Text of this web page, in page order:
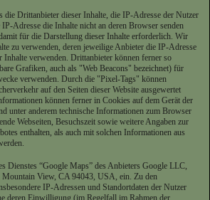
die Drittanbieter dieser Inhalte, die IP-Adresse der Nutzer
Adresse die Inhalte nicht an deren Browser senden
für die Darstellung dieser Inhalte erforderlich. Wir
zu verwenden, deren jeweilige Anbieter die IP-Adresse
verwenden. Drittanbieter können ferner so
Grafiken, auch als "Web Beacons" bezeichnet) für
verwenden. Durch die "Pixel-Tags" können
auf den Seiten dieser Website ausgewertet
können ferner in Cookies auf dem Gerät der
unter anderem technische Informationen zum Browser
Webseiten, Besuchszeit sowie weitere Angaben zur
enthalten, als auch mit solchen Informationen aus
Dienstes “Google Maps” des Anbieters Google LLC,
Mountain View, CA 94043, USA, ein. Zu den
IP-Adressen und Standortdaten der Nutzer
deren Einwilligung (im Regelfall im Rahmen der